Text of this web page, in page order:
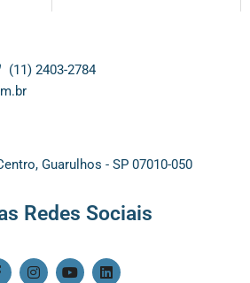
(11) 2403-2784
Guarulhos - SP 07010-050
Redes Sociais
I
n
Y
o
L
i